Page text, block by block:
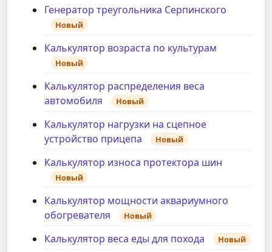
Генератор треугольника Серпинского
Новый
Калькулятор возраста по культурам
Новый
Калькулятор распределения веса
автомобиля
Новый
Калькулятор нагрузки на сцепное
устройство прицепа
Новый
Калькулятор износа протектора шин
Новый
Калькулятор мощности аквариумного
обогревателя
Новый
Калькулятор веса еды для похода Новый